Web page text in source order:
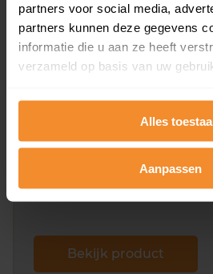
partners voor social media,
partners kunnen deze gegevens
informatie die u aan ze heeft
verzameld op basis van uw
Alles
Aanpassen
Direct leverbaar
Een uitgebreid overzicht van het
dit inclusief de luchtfoto!
Bekijk product